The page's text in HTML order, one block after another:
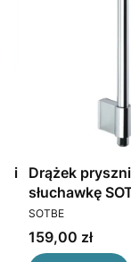
Drążek
słuchawkę
PRODUCENT
SOTBE
Cena
159,00 zł